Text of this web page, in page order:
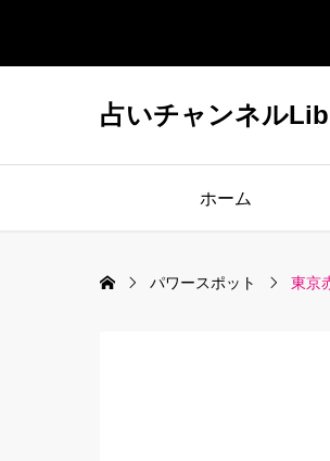
占いチャンネル
ホーム
パワースポット 東京